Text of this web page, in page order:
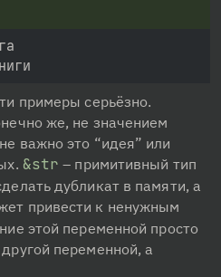
примеры серьёзно.
же, не значением
важно это “идея” или
&str – примитивный тип
дубликат в памяти, а
привести к ненужным
этой переменной просто
переменной, а